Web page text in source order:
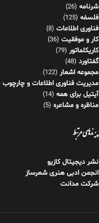
مجموعه اشعار
مدیریت فناوری اطلاعات و چارچوب ITIL
آیتیل برای همه (14)
مناظره و مشاعره(5)
پیوندهای مرتبط
نشر دیجیتال کازیو
انجمن ادبی هنری شعرساز